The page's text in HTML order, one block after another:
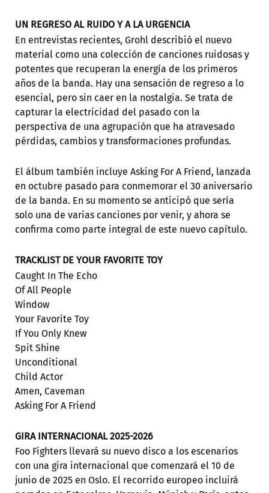
UN REGRESO AL RUIDO Y A LA URGENCIA
En entrevistas recientes, Grohl describió el nuevo
material como una colección de canciones ruidosas y
potentes que recuperan la energía de los primeros
años de la banda. Hay una sensación de regreso a lo
esencial, pero sin caer en la nostalgia. Se trata de
capturar la electricidad del pasado con la
perspectiva de una agrupación que ha atravesado
pérdidas, cambios y transformaciones profundas.
El álbum también incluye Asking For A Friend, lanzada
en octubre pasado para conmemorar el 30 aniversario
de la banda. En su momento se anticipó que sería
solo una de varias canciones por venir, y ahora se
confirma como parte integral de este nuevo capítulo.
TRACKLIST DE YOUR FAVORITE TOY
Caught In The Echo
Of All People
Window
Your Favorite Toy
If You Only Knew
Spit Shine
Unconditional
Child Actor
Amen, Caveman
Asking For A Friend
GIRA INTERNACIONAL 2025-2026
Foo Fighters llevará su nuevo disco a los escenarios
con una gira internacional que comenzará el 10 de
junio de 2025 en Oslo. El recorrido europeo incluirá